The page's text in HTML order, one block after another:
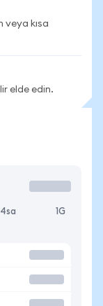
veya kısa
elde edin.
4sa 1G